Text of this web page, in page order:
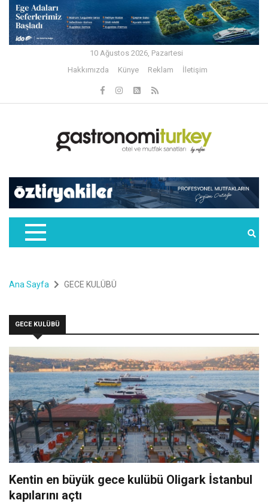
10 Ağustos 2026, Pazartesi
Hakkımızda
Künye Reklam İletişim
Ana Sayfa GECE KULÜBÜ
GECE KULÜBÜ
Kentin en büyük gece kulübü Oligark İstanbul
kapılarını açtı